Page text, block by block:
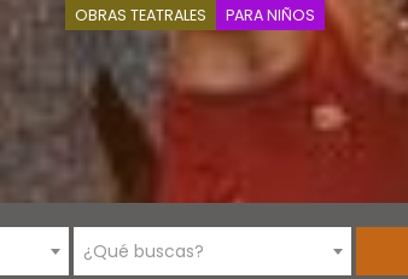
OBRAS TEATRALES PARA NIÑOS
¿Qué buscas?